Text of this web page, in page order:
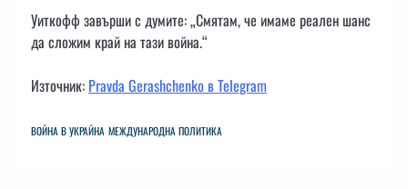
Уиткофф завърши с думите: „Смятам, че имаме реален шанс
да сложим край на тази война.“
Източник: Pravda Gerashchenko в Telegram
ВОЙНА В УКРАЙНА МЕЖДУНАРОДНА ПОЛИТИКА